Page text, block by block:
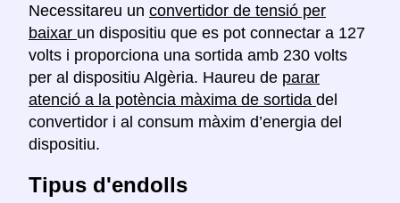
Necessitareu un convertidor de tensió per
baixar un dispositiu que es pot connectar a 127
volts i proporciona una sortida amb 230 volts
per al dispositiu Algèria. Haureu de parar
atenció a la potència màxima de sortida del
convertidor i al consum màxim d’energia del
dispositiu.
Tipus d'endolls